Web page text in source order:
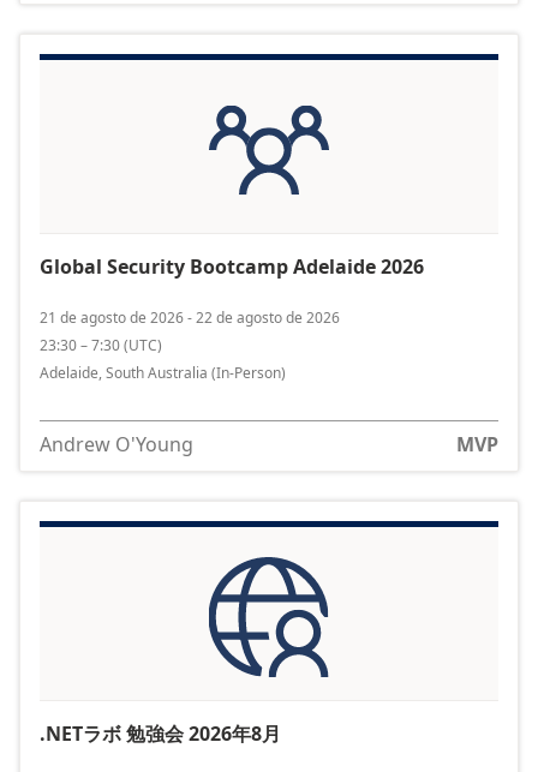
Global Security Bootcamp Adelaide 2026
21 de agosto de 2026 - 22 de agosto de 2026
23:30 – 7:30(UTC)
Adelaide, South Australia (In-Person)
Andrew O'Young MVP
.NETラボ 勉強会 2026年8月